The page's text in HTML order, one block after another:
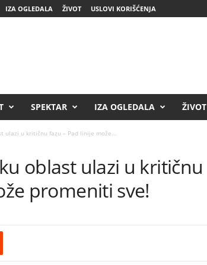
IZA OGLEDALA ŽIVOT USLOVI KORIŠĆENJA
SPEKTAR IZA OGLEDALA ŽIVOT
ulazi u kritičnu fazu – Pad linije može...
oblast ulazi u kritičnu
promeniti sve!